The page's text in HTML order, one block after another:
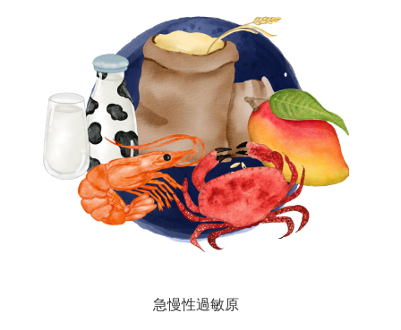
急慢性過敏原